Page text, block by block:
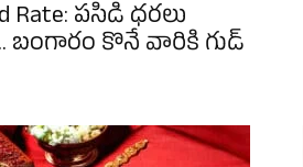
Rate: పసిడి ధరలు
బంగారం కొనే వారికి గుడ్